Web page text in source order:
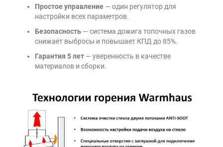
Простое управление — один регулятор для
настройки всех параметров.
Безопасность — система дожига топочных газов
снижает выбросы и повышает КПД до 85%.
Гарантия 5 лет — уверенность в качестве
материалов и сборки.